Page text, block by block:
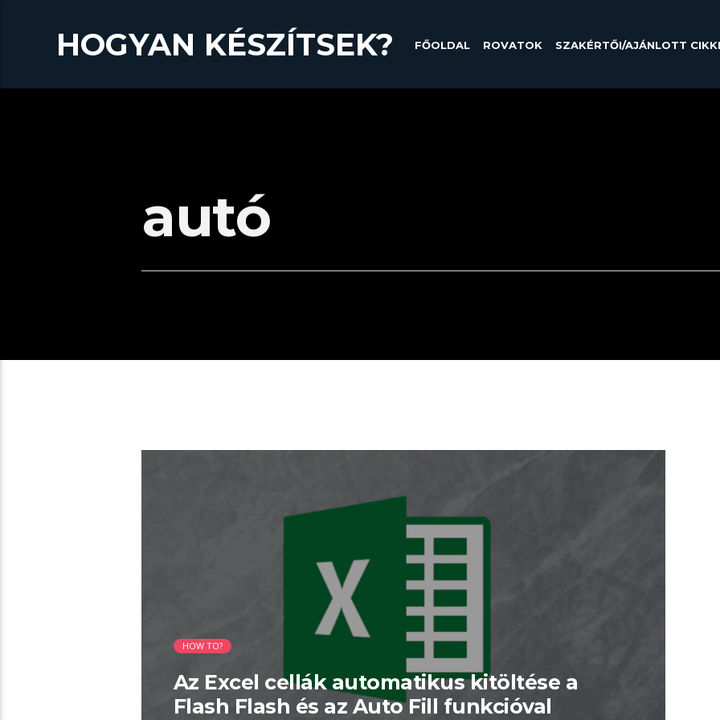
HOGYAN KÉSZÍTSEK? FŐOLDAL ROVATOK SZAKÉRTŐI/AJÁNLOTT
autó
HOW TO?
Az Excel cellák automatikus kitöltése a
Flash Flash és az Auto Fill funkcióval